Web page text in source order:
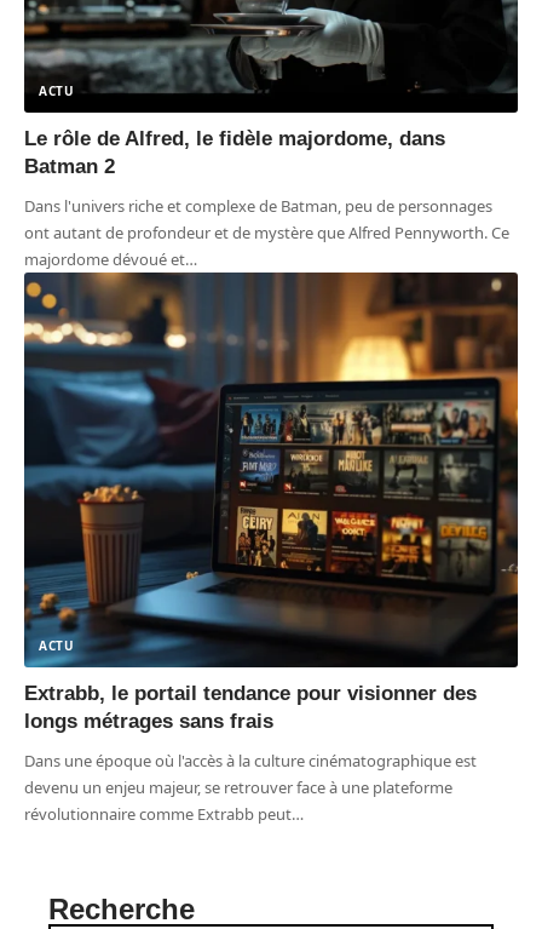
ACTU
Le rôle de Alfred, le fidèle majordome, dans
Batman 2
Dans l'univers riche et complexe de Batman, peu de personnages
ont autant de profondeur et de mystère que Alfred Pennyworth. Ce
majordome dévoué et…
ACTU
Extrabb, le portail tendance pour visionner des
longs métrages sans frais
Dans une époque où l'accès à la culture cinématographique est
devenu un enjeu majeur, se retrouver face à une plateforme
révolutionnaire comme Extrabb peut…
Recherche